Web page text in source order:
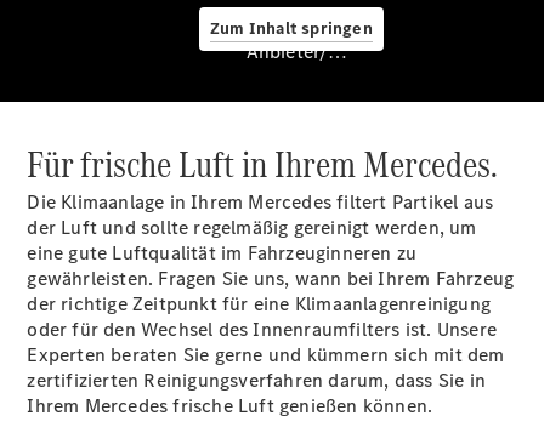
Zum Inhalt springen
Ansprechpartner
Kontaktformular
Anbieter/Datenschutz
Für frische Luft in Ihrem Mercedes.
Die Klimaanlage in Ihrem Mercedes filtert Partikel aus
der Luft und sollte regelmäßig gereinigt werden, um
eine gute Luftqualität im Fahrzeuginneren zu
gewährleisten. Fragen Sie uns, wann bei Ihrem Fahrzeug
der richtige Zeitpunkt für eine Klimaanlagenreinigung
oder für den Wechsel des Innenraumfilters ist. Unsere
Experten beraten Sie gerne und kümmern sich mit dem
zertifizierten Reinigungsverfahren darum, dass Sie in
Ihrem Mercedes frische Luft genießen können.